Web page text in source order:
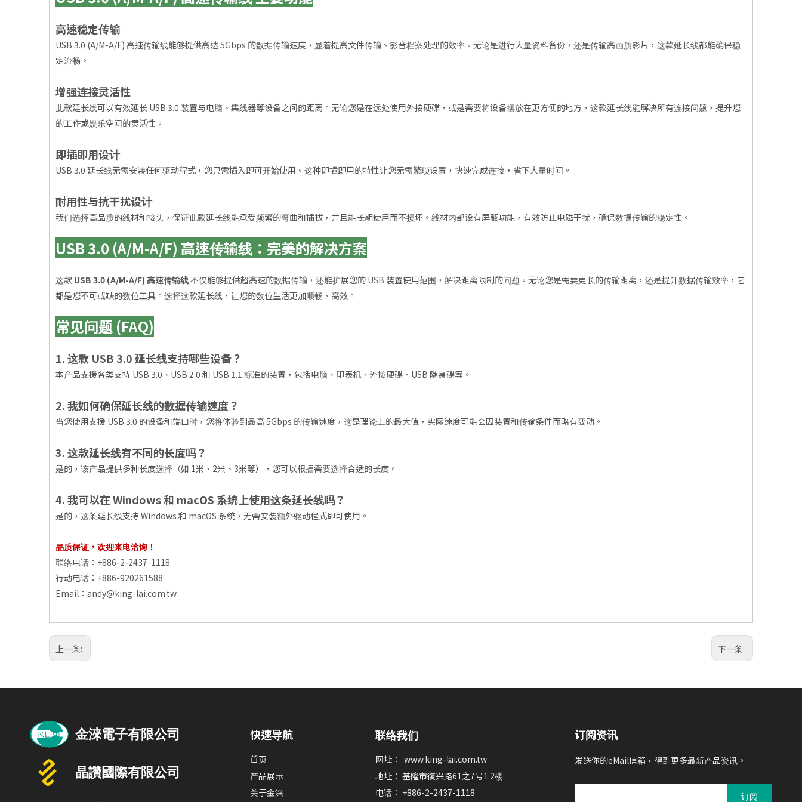
高速稳定传输
USB 3.0 (A/M-A/F) 高速传输线能够提供高达 5Gbps 的数据传输速度，显着提高文件传输、影音档案处理的效率。无论是进行大量资料备份，还是传输高画质影片，这款延长线都能确保稳
定流畅。
增强连接灵活性
此款延长线可以有效延长 USB 3.0 装置与电脑、集线器等设备之间的距离。无论您是在远处使用外接硬碟，或是需要将设备摆放在更方便的地方，这款延长线能解决所有连接问题，提升您
的工作或娱乐空间的灵活性。
即插即用设计
USB 3.0 延长线无需安装任何驱动程式，您只需插入即可开始使用。这种即插即用的特性让您无需繁琐设置，快速完成连接，省下大量时间。
耐用性与抗干扰设计
我们选择高品质的线材和接头，保证此款延长线能承受频繁的弯曲和插拔，并且能长期使用而不损坏。线材内部设有屏蔽功能，有效防止电磁干扰，确保数据传输的稳定性。
USB 3.0 (A/M-A/F) 高速传输线：完美的解决方案
这款 USB 3.0 (A/M-A/F) 高速传输线 不仅能够提供超高速的数据传输，还能扩展您的 USB 装置使用范围，解决距离限制的问题。无论您是需要更长的传输距离，还是提升数据传输效率，它
都是您不可或缺的数位工具。选择这款延长线，让您的数位生活更加顺畅、高效。
常见问题 (FAQ)
1. 这款 USB 3.0 延长线支持哪些设备？
本产品支援各类支持 USB 3.0、USB 2.0 和 USB 1.1 标准的装置，包括电脑、印表机、外接硬碟、USB 随身碟等。
2. 我如何确保延长线的数据传输速度？
当您使用支援 USB 3.0 的设备和端口时，您将体验到最高 5Gbps 的传输速度，这是理论上的最大值，实际速度可能会因装置和传输条件而略有变动。
3. 这款延长线有不同的长度吗？
是的，该产品提供多种长度选择（如 1米、2米、3米等），您可以根据需要选择合适的长度。
4. 我可以在 Windows 和 macOS 系统上使用这条延长线吗？
是的，这条延长线支持 Windows 和 macOS 系统，无需安装额外驱动程式即可使用。
品质保证，欢迎来电洽询！
联络电话：+886-2-2437-1118
行动电话：+886-920261588
Email： andy@king-lai.com.tw
上一条: 下一条:
快速导航
首页
产品展示
关于金涞
联络我们
网址：www.king-lai.com.tw
地址： 基隆市復兴路61之7号1.2楼
电话： +886-2-2437-1118
订阅资讯
发送你的eMail信箱，得到更多最新产品资讯。
订阅